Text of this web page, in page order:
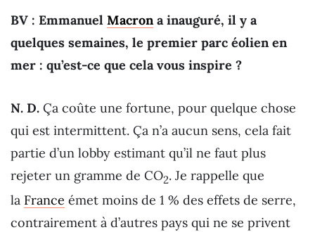
BV : Emmanuel Macrona inauguré, il y a
quelques semaines, le premier parc éolien en
mer : qu’est-ce que cela vous inspire ?
N. D. Ça coûte une fortune, pour quelque chose
qui est intermittent. Ça n’a aucun sens, cela fait
partie d’un lobby estimant qu’il ne faut plus
rejeter un gramme de CO2. Je rappelle que
la France émet moins de 1 % des effets de serre,
contrairement à d’autres pays qui ne se privent